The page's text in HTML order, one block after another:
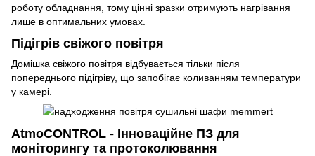
роботу обладнання, тому цінні зразки отримують нагрівання
лише в оптимальних умовах.
Підігрів свіжого повітря
Домішка свіжого повітря відбувається тільки після
попереднього підігріву, що запобігає коливанням температури
у камері.
AtmoCONTROL - Інноваційне ПЗ для
моніторингу та протоколювання